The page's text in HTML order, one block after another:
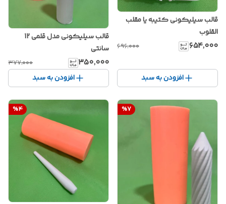
قالب سیلیکونی کتیبه یا مقلب
القلوب
۶۵۴٬۰۰۰ ۶۹۶٬۰۰۰
افزودن به سبد
قالب سیلیکونی مدل قلمی 12
سانتی
۳۵۰٬۰۰۰ ۳۷۷٬۰۰۰
افزودن به سبد
%7
%4